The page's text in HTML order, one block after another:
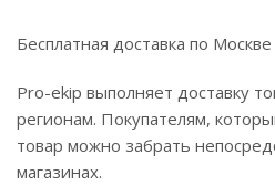
Бесплатная доставка по
Pro-ekip выполняет доставку
регионам. Покупателям,
товар можно забрать
магазинах.